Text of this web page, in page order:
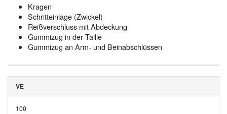
Kragen
Schritteinlage (Zwickel)
Reißverschluss mit Abdeckung
Gummizug in der Taille
Gummizug an Arm- und Beinabschlüssen
VE
100